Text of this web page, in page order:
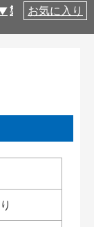
製品仕様
お気に入り